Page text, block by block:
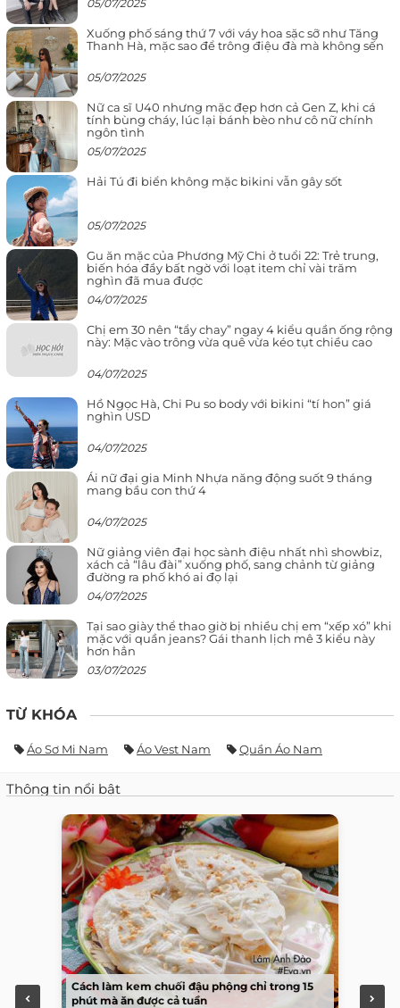
05/07/2025
Xuống phố sáng thứ 7 với váy hoa sặc sỡ như Tăng
Thanh Hà, mặc sao để trông điệu đà mà không sến
05/07/2025
Nữ ca sĩ U40 nhưng mặc đẹp hơn cả Gen Z, khi cá
tính bùng cháy, lúc lại bánh bèo như cô nữ chính
ngôn tình
05/07/2025
Hải Tú đi biển không mặc bikini vẫn gây sốt
05/07/2025
Gu ăn mặc của Phương Mỹ Chi ở tuổi 22: Trẻ trung,
biến hóa đầy bất ngờ với loạt item chỉ vài trăm
nghìn đã mua được
04/07/2025
Chị em 30 nên “tẩy chay” ngay 4 kiểu quần ống rộng
này: Mặc vào trông vừa quê vừa kéo tụt chiều cao
04/07/2025
Hồ Ngọc Hà, Chi Pu so body với bikini “tí hon” giá
nghìn USD
04/07/2025
Ái nữ đại gia Minh Nhựa năng động suốt 9 tháng
mang bầu con thứ 4
04/07/2025
Nữ giảng viên đại học sành điệu nhất nhì showbiz,
xách cả “lâu đài” xuống phố, sang chảnh từ giảng
đường ra phố khó ai đọ lại
04/07/2025
Tại sao giày thể thao giờ bị nhiều chị em “xếp xó” khi
mặc với quần jeans? Gái thanh lịch mê 3 kiểu này
hơn hẳn
03/07/2025
TỪ KHÓA
Áo Sơ Mi Nam Áo Vest Nam Quần Áo Nam
Thông tin nổi bật
Cách làm kem chuối đậu phộng chỉ trong 15
phút mà ăn được cả tuần